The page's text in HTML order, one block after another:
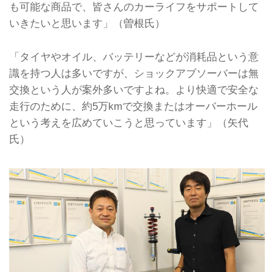
も可能な商品で、皆さんのカーライフをサポートして
いきたいと思います」（曽根氏）
「タイヤやオイル、バッテリーなどが消耗品という意
識を持つ人は多いですが、ショックアブソーバーは無
交換という人が案外多いですよね。より快適で安全な
走行のために、約5万kmで交換またはオーバーホール
という考えを広めていこうと思っています」（矢代
氏）